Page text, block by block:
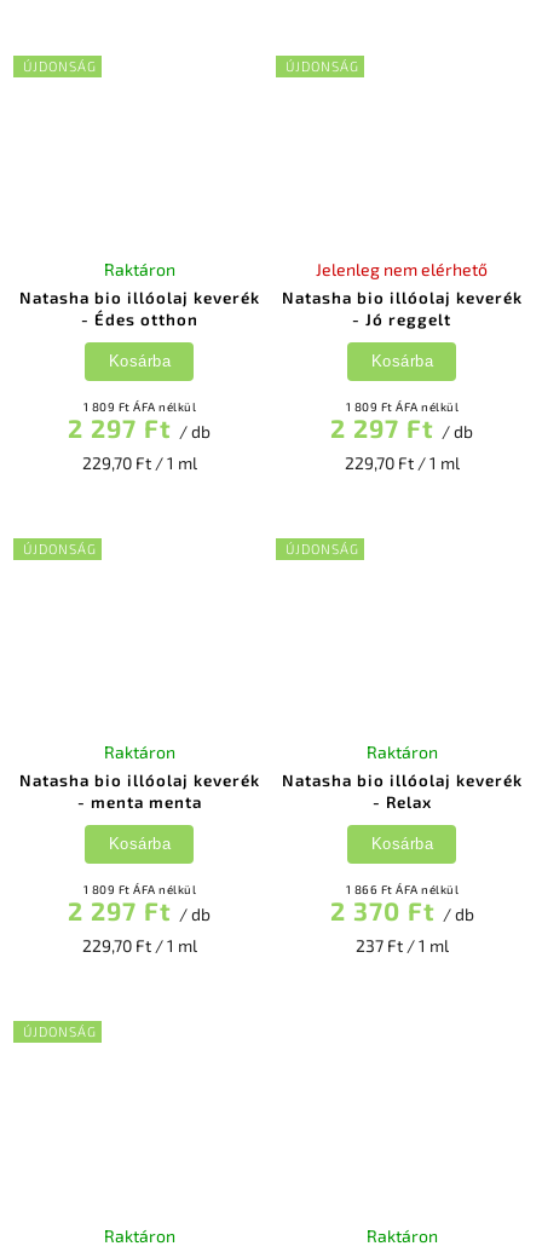
ÚJDONSÁG
Natasha bio illóolaj keverék
- Édes otthon
Raktáron
1 809 Ft ÁFA nélkül
2 297 Ft / db
229,70 Ft / 1 ml
Kosárba
ÚJDONSÁG
Natasha bio illóolaj keverék
- Jó reggelt
Jelenleg nem elérhető
1 809 Ft ÁFA nélkül
2 297 Ft / db
229,70 Ft / 1 ml
Kosárba
ÚJDONSÁG
Natasha bio illóolaj keverék
- menta menta
Raktáron
1 809 Ft ÁFA nélkül
2 297 Ft / db
229,70 Ft / 1 ml
Kosárba
ÚJDONSÁG
Natasha bio illóolaj keverék
- Relax
Raktáron
1 866 Ft ÁFA nélkül
2 370 Ft / db
237 Ft / 1 ml
Kosárba
ÚJDONSÁG
Raktáron Raktáron